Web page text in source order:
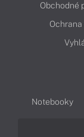
Obchodné
Notebooky